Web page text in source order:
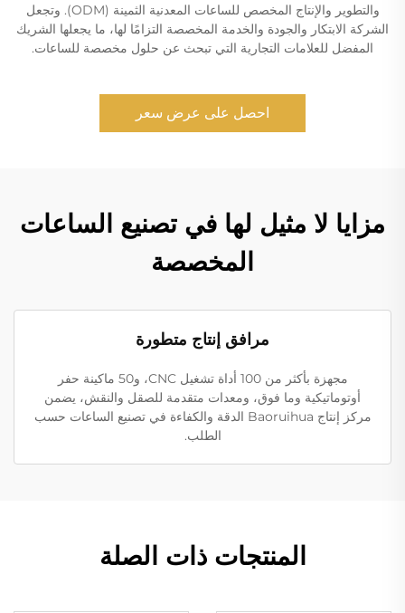
والتطوير والإنتاج المخصص للساعات المعدنية الثمينة (ODM). وتجعل
الشركة الابتكار والجودة والخدمة المخصصة التزامًا لها، ما يجعلها الشريك
المفضل للعلامات التجارية التي تبحث عن حلول مخصصة للساعات.
احصل على عرض سعر
مزايا لا مثيل لها في تصنيع الساعات
المخصصة
مرافق إنتاج متطورة
مجهزة بأكثر من 100 أداة تشغيل CNC، و50 ماكينة حفر
أوتوماتيكية وما فوق، ومعدات متقدمة للصقل والنقش، يضمن
مركز إنتاج Baoruihua الدقة والكفاءة في تصنيع الساعات حسب
الطلب.
المنتجات ذات الصلة